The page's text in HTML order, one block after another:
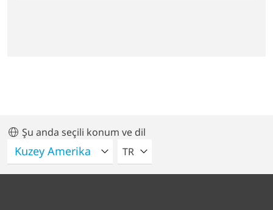
Şu anda seçili konum ve dil
LÜTFEN BIR DIL SEÇIN
TR